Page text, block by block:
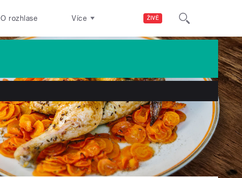
ŽIVĚ
O rozhlase Více